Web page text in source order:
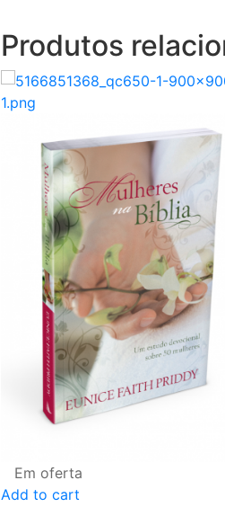
Produtos
Em oferta
Add to cart